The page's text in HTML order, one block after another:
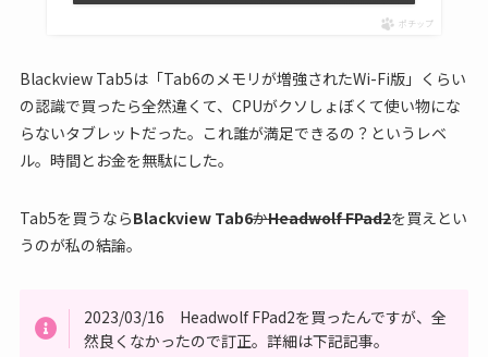
ポチップ
Blackview Tab5は「Tab6のメモリが増強されたWi-Fi版」くらい
の認識で買ったら全然違くて、CPUがクソしょぼくて使い物にな
らないタブレットだった。これ誰が満足できるの？というレベ
ル。時間とお金を無駄にした。
Tab5を買うならBlackview Tab6かHeadwolf FPad2を買えとい
うのが私の結論。
2023/03/16 Headwolf FPad2を買ったんですが、全
然良くなかったので訂正。詳細は下記記事。